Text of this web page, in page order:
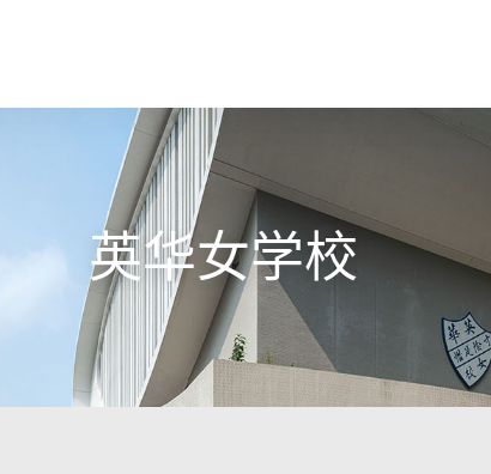
英华女学校